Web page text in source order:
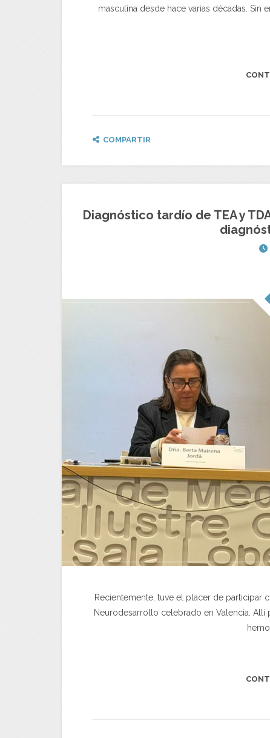
masculina desde hace varias décadas.
COMPARTIR
Diagnóstico tardío de TEA y
Recientemente, tuve el placer de participar
Neurodesarrollo celebrado en Valencia.